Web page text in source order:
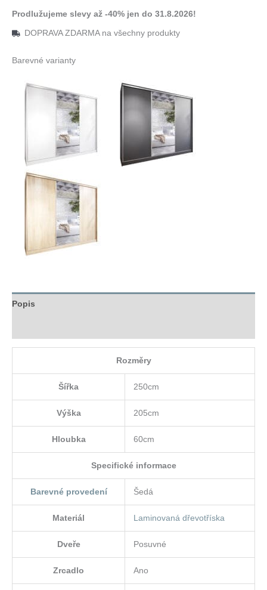
Prodlužujeme slevy až -40% jen do 31.8.2026!
DOPRAVA ZDARMA na všechny produkty
Barevné varianty
Popis
Rozměry
Šířka 250cm
Výška 205cm
Hloubka 60cm
Specifické informace
Barevné provedení Šedá
Materiál Laminovaná dřevotříska
Dveře Posuvné
Zrcadlo Ano